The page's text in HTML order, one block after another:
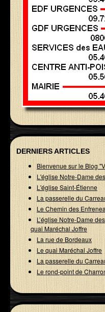
DERNIERS ARTICLES
Bienvenue sur le Blog
L'église Notre-Dame
L'église Saint-Étienne
La passerelle du
Le Chemin des
L’église Notre-Dame
quai Maréchal Joffre
La rue de Bordeaux
Le quai Maréchal Joffre
La passerelle du
Le rond-point de